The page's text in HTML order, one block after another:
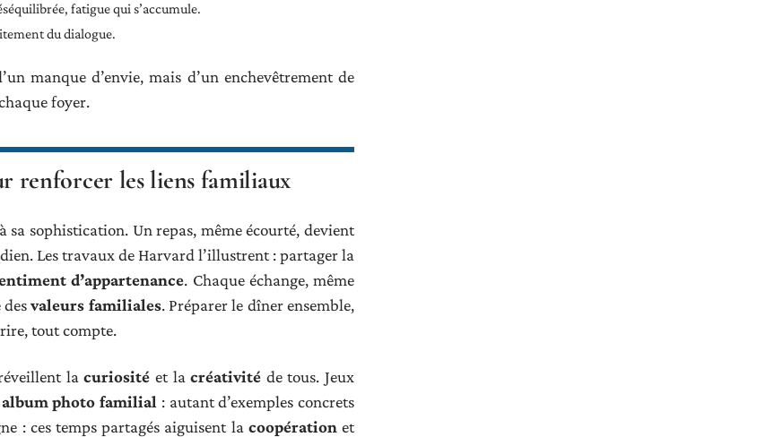
fatigue qui s’accumule.
du dialogue.
manque d’envie, mais d’un enchevêtrement de
foyer.
renforcer les liens familiaux
sa sophistication. Un repas, même écourté, devient
Les travaux de Harvard l’illustrent : partager la
d’appartenance. Chaque échange, même
desvaleurs familiales. Préparer le dîner ensemble,
tout compte.
lacuriosité et lacréativité de tous. Jeux
album photo familial : autant d’exemples concrets
: ces temps partagés aiguisent la coopération et